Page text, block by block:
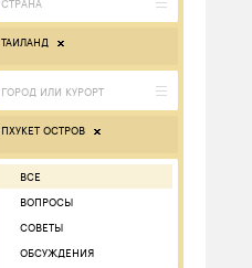
ТАИЛАНД
ПХУКЕТ ОСТРОВ
ВСЕ
ВОПРОСЫ
СОВЕТЫ
ОБСУЖДЕНИЯ